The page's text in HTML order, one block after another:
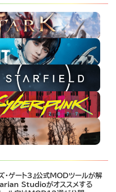
・ゲート3』公式MODツールが解
Studioがオススメする